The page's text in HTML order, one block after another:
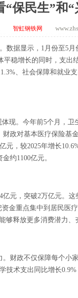
“保民生”和“
智虹钢铁网
数据显示，1月份至5
平稳增长的同时，支
、社会保障和就业
。今年前5个月，卫
政对基本医疗保险基
元，较2025年增长
约1100亿元。
元，突破2万亿元。这
金重点集中到居民医
够释放更多消费潜力、
政不仅保障每个小
技术支出同比增长